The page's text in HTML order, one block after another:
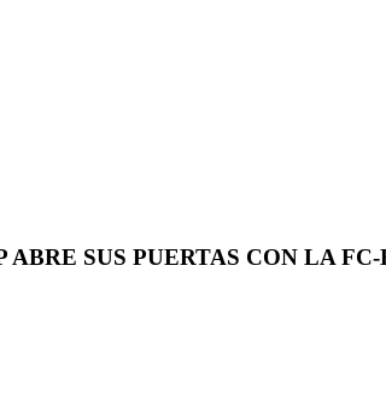
SUS PUERTAS CON LA